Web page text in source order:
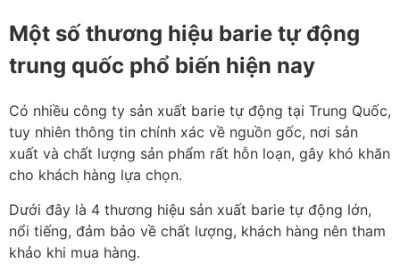
Một số thương hiệu barie tự động
trung quốc phổ biến hiện nay
Có nhiều công ty sản xuất barie tự động tại Trung Quốc,
tuy nhiên thông tin chính xác về nguồn gốc, nơi sản
xuất và chất lượng sản phẩm rất hỗn loạn, gây khó khăn
cho khách hàng lựa chọn.
Dưới đây là 4 thương hiệu sản xuất barie tự động lớn,
nổi tiếng, đảm bảo về chất lượng, khách hàng nên tham
khảo khi mua hàng.